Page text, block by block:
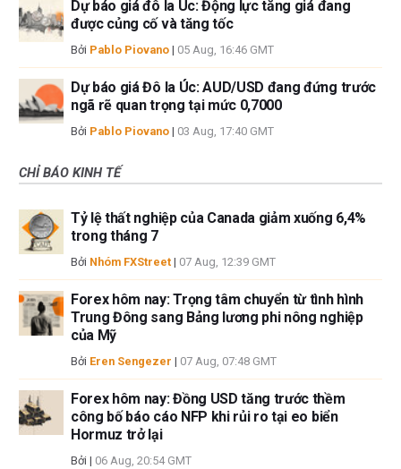
Dự báo giá đô la Úc: Động lực tăng giá đang
được củng cố và tăng tốc
Bởi Pablo Piovano | 05 Aug, 16:46 GMT
Dự báo giá Đô la Úc: AUD/USD đang đứng trước
ngã rẽ quan trọng tại mức 0,7000
Bởi Pablo Piovano | 03 Aug, 17:40 GMT
CHỈ BÁO KINH TẾ
Tỷ lệ thất nghiệp của Canada giảm xuống 6,4%
trong tháng 7
Bởi Nhóm FXStreet | 07 Aug, 12:39 GMT
Forex hôm nay: Trọng tâm chuyển từ tình hình
Trung Đông sang Bảng lương phi nông nghiệp
của Mỹ
Bởi Eren Sengezer | 07 Aug, 07:48 GMT
Forex hôm nay: Đồng USD tăng trước thềm
công bố báo cáo NFP khi rủi ro tại eo biển
Hormuz trở lại
Bởi | 06 Aug, 20:54 GMT